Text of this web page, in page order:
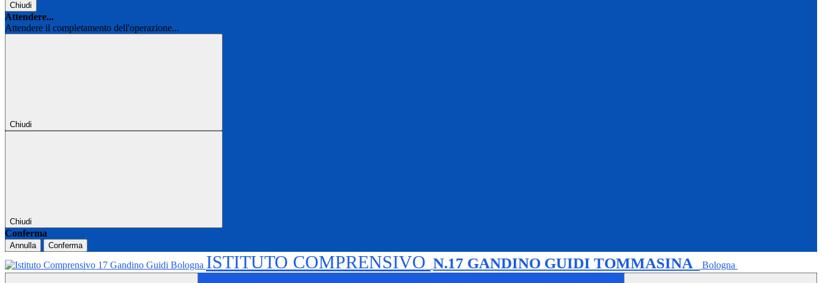
Chiudi
Attendere...
Attendere il completamento dell'operazione...
Chiudi
Chiudi
Conferma
Annulla Conferma
ISTITUTO COMPRENSIVO N.17 GANDINO GUIDI TOMMASINA Bologna